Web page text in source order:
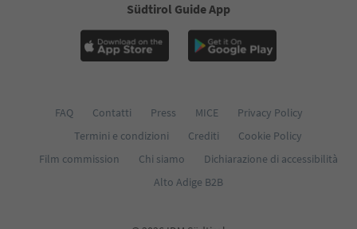
Südtirol Guide App
FAQ Contatti Press MICE
Privacy Policy
Termini e condizioni
Crediti
Cookie Policy
Film commission
Chi siamo
Dichiarazione di accessibilità
Alto Adige B2B